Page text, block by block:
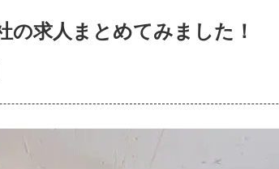
の求人まとめてみました！